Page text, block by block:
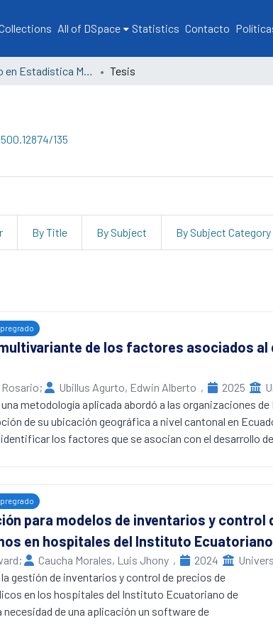
All of DSpace Statistics Contacto
Doctorado en Estadística Matemática Aplicada Tesis
135
By Title By Subject By Subject Category
pregrado
de los factores asociados al
; Ubillus Agurto, Edwin Alberto , 2025
metodología aplicada abordó a las organizaciones de
de su ubicación geográfica a nivel cantonal en
los factores que se asocian con el desarrollo del
datos de fuentes oficiales respecto a las
y el modelado geográfico
relación espacial y temporal de las unidades de EPS
una comprensión más profunda de los factores
logística binaria para evaluar la influencia de estos
y los grupos de las organizaciones están asociados
lado, la distribución de las organizaciones de EPS
a nivel cantonal (𝐼� 𝑀�𝑜�𝑟�𝑎�𝑛� = 0.01, 𝑝�
número de organizaciones, el índice de necesidades
pregrado
para modelos de inventarios y control
en hospitales del Instituto
; Caucha Morales, Luis Jhony , 2024
gestión de inventarios y control de precios de
en los hospitales del Instituto Ecuatoriano de
necesidad de una aplicación un software de
el diseño de un software de optimización